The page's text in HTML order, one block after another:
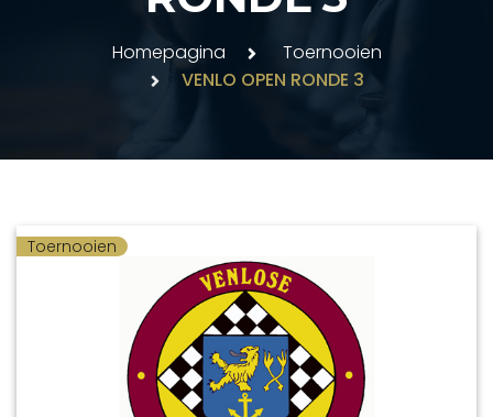
Homepagina
Toernooien
VENLO OPEN RONDE 3
Toernooien